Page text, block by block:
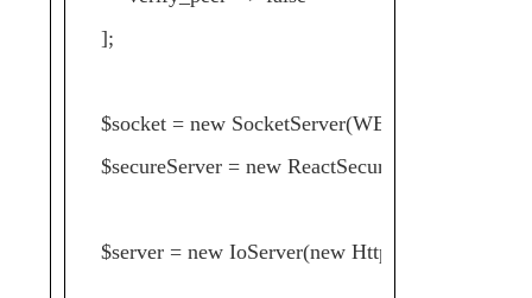
];
$socket = new
$secureServer = new
$server = new IoServer(new HttpServer(new